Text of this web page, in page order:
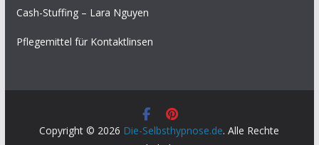
Cash-Stuffing – Lara Nguyen
Pflegemittel für Kontaktlinsen
Copyright © 2026 Die-Selbsthypnose.de. Alle Rechte